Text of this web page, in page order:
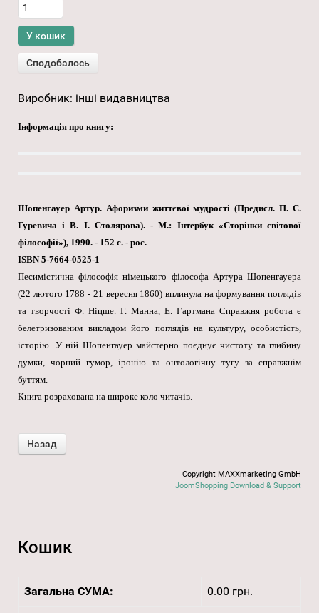
Виробник: інші видавництва
Інформація про книгу:
Шопенгауер Артур. Афоризми життєвої мудрості (Предисл. П. С.
Гуревича і В. І. Столярова). - М.: Інтербук «Сторінки світової
філософії»), 1990. - 152 с. - рос.
ISBN 5-7664-0525-1
Песимістична філософія німецького філософа Артура Шопенгауера
(22 лютого 1788 - 21 вересня 1860) вплинула на формування поглядів
та творчості Ф. Ніцше. Г. Манна, Е. Гартмана Справжня робота є
белетризованим викладом його поглядів на культуру, особистість,
історію. У ній Шопенгауер майстерно поєднує чистоту та глибину
думки, чорний гумор, іронію та онтологічну тугу за справжнім
буттям.
Книга розрахована на широке коло читачів.
Copyright MAXXmarketing GmbH
JoomShopping Download & Support
Кошик
Загальна СУМА: 0.00 грн.